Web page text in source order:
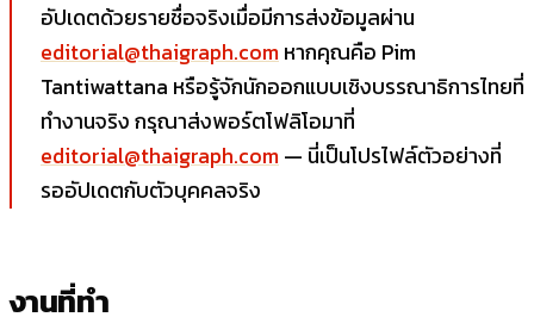
อัปเดตด้วยรายชื่อจริงเมื่อมีการส่งข้อมูลผ่าน
editorial@thaigraph.com หากคุณคือ Pim
Tantiwattana หรือรู้จักนักออกแบบเชิงบรรณาธิการไทยที่
ทำงานจริง กรุณาส่งพอร์ตโฟลิโอมาที่
editorial@thaigraph.com — นี่เป็นโปรไฟล์ตัวอย่างที่
รออัปเดตกับตัวบุคคลจริง
งานที่ทำ